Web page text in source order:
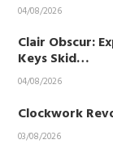
04/08/2026
Clair Obscur:
Keys Skid…
04/08/2026
Clockwork
03/08/2026